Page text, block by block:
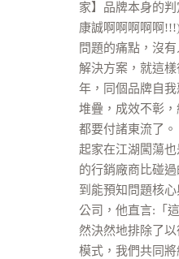
家】品牌本身的
康誠啊啊啊啊啊
問題的痛點，沒
解決方案，就這
年，同個品牌自
堆疊，成效不彰
都要付諸東流了
起家在江湖闖蕩
的行銷廠商比碰
到能預知問題核
公司，他直言:「
然決然地排除了
模式，我們共同